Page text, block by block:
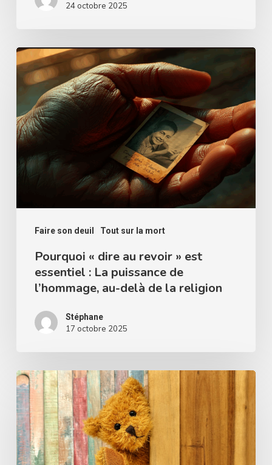
24 octobre 2025
Faire son deuil Tout sur la mort
Pourquoi
« dire
revoir »
est
essentiel
puissance
l’hommage,
Pourquoi « dire au revoir » est
essentiel : La puissance de
l’hommage, au-delà de la religion
Stéphane
17 octobre 2025
7
conseils
pour
des
parents